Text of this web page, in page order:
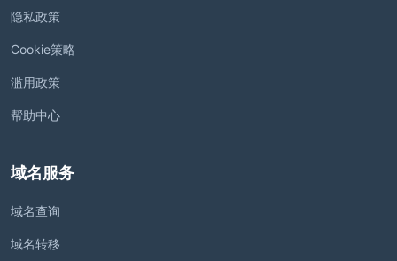
隐私政策
Cookie策略
滥用政策
帮助中心
域名服务
域名查询
域名转移